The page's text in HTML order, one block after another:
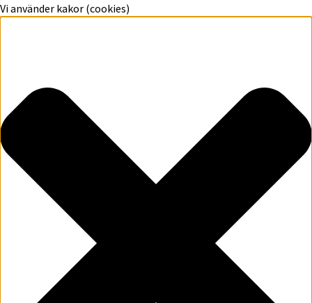
Vi använder kakor (cookies)